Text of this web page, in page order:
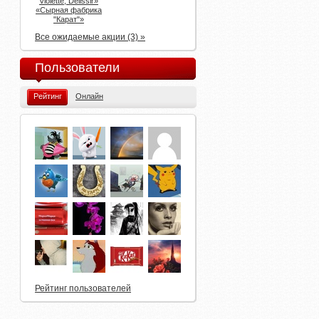
«Сырная фабрика
"Карат"»
Все ожидаемые акции (3) »
Пользователи
Рейтинг Онлайн
Рейтинг пользователей